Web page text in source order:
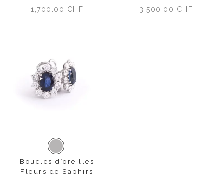
1,700.00 CHF 3,500.00 CHF
Or blanc
Boucles d’oreilles
Fleurs de Saphirs